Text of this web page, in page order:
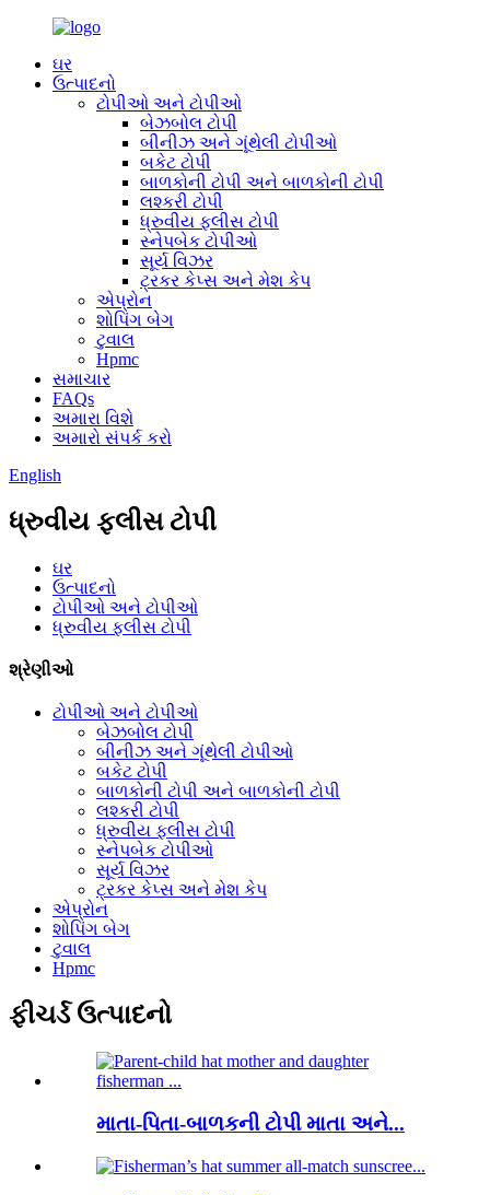
ઘર
ઉત્પાદનો
ટોપીઓ અને ટોપીઓ
બેઝબોલ ટોપી
બીનીઝ અને ગૂંથેલી ટોપીઓ
બકેટ ટોપી
બાળકોની ટોપી અને બાળકોની ટોપી
લશ્કરી ટોપી
ધ્રુવીય ફ્લીસ ટોપી
સ્નેપબેક ટોપીઓ
સૂર્ય વિઝર
ટ્રકર કેપ્સ અને મેશ કેપ
એપ્રોન
શોપિંગ બેગ
ટુવાલ
Hpmc
સમાચાર
FAQs
અમારા વિશે
અમારો સંપર્ક કરો
English
ધ્રુવીય ફ્લીસ ટોપી
ઘર
ઉત્પાદનો
ટોપીઓ અને ટોપીઓ
ધ્રુવીય ફ્લીસ ટોપી
શ્રેણીઓ
ટોપીઓ અને ટોપીઓ
બેઝબોલ ટોપી
બીનીઝ અને ગૂંથેલી ટોપીઓ
બકેટ ટોપી
બાળકોની ટોપી અને બાળકોની ટોપી
લશ્કરી ટોપી
ધ્રુવીય ફ્લીસ ટોપી
સ્નેપબેક ટોપીઓ
સૂર્ય વિઝર
ટ્રકર કેપ્સ અને મેશ કેપ
એપ્રોન
શોપિંગ બેગ
ટુવાલ
Hpmc
ફીચર્ડ ઉત્પાદનો
માતા-પિતા-બાળકની ટોપી માતા અને...